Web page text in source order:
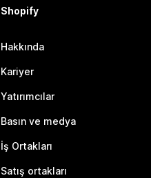
Shopify
Hakkında
Kariyer
Yatırımcılar
Basın ve medya
İş Ortakları
Satış ortakları